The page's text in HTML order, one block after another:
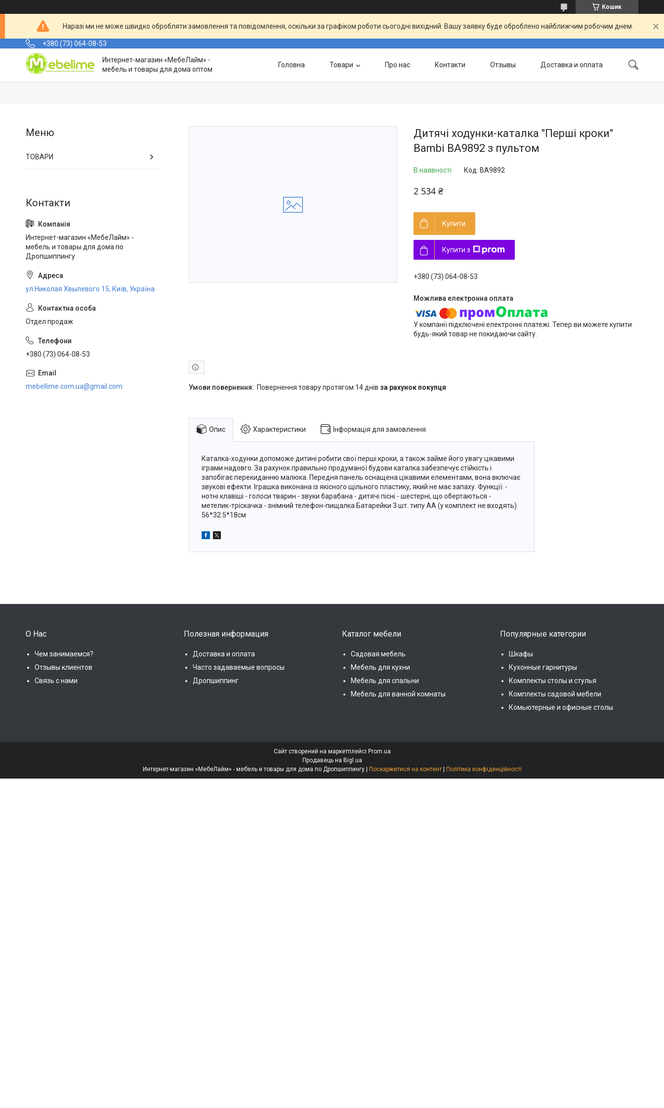
Кошик
Наразі ми не може швидко обробляти замовлення та повідомлення, оскільки за графіком роботи сьогодні вихідний. Вашу заявку буде оброблено найближчим робочим днем.
+380 (73) 064-08-53
Интернет-магазин «МебеЛайм» -
мебель и товары для дома оптом
Головна Товари Про нас Контакти Отзывы Доставка и оплата
Дитячі ходунки-каталка "Перші кроки"
Bambi BA9892 з пультом
В наявності Код: BA9892
2 534 ₴
Купити
Купити з
+380 (73) 064-08-53
У компанії підключені електронні платежі. Тепер ви можете купити
будь-який товар не покидаючи сайту.
повернення товару протягом 14 днів за рахунок покупця
Опис Характеристики Інформація для замовлення
Каталка-ходунки допоможе дитині робити свої перші кроки, а також займе його увагу цікавими
іграми надовго. За рахунок правильно продуманої будови каталка забезпечує стійкість і
запобігає перекиданню малюка. Передня панель оснащена цікавими елементами, вона включає
звукові ефекти. Іграшка виконана із якісного щільного пластику, який не має запаху. Функції: -
нотні клавіші - голоси тварин - звуки барабана - дитячі пісні - шестерні, що обертаються -
метелик-тріскачка - знімний телефон-пищалка Батарейки 3 шт. типу АА (у комплект не входять)
56*32.5*18см
ТОВАРИ
Интернет-магазин «МебеЛайм» -
мебель и товары для дома по
Дропшиппингу
ул.Николая Хвылевого 15, Київ, Україна
Отдел продаж
+380 (73) 064-08-53
mebellime.com.ua@gmail.com
О Нас
Чем занимаемся?
Отзывы клиентов
Связь с нами
Полезная информация
Доставка и оплата
Часто задаваемые вопросы
Дропшиппинг
Каталог мебели
Садовая мебель
Мебель для кухни
Мебель для спальни
Мебель для ванной комнаты
Популярные категории
Шкафы
Кухонные гарнитуры
Комплекты столы и стулья
Комплекты садовой мебели
Комьютерные и офисные столы
Сайт створений на маркетплейсі Prom.ua
Продавець на Bigl.ua
Поскаржитися на контент Політика конфіденційності